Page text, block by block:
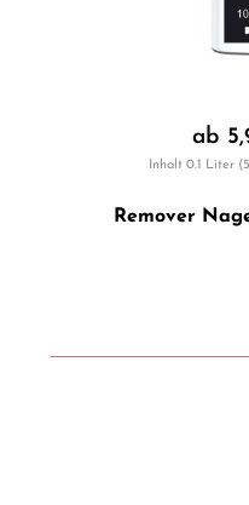
ab
Inhalt 0.1 Liter
Remover